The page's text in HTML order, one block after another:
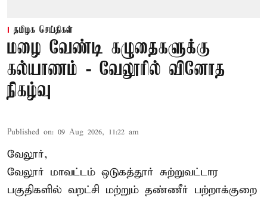
தமிழக செய்திகள்
மழை வேண்டி கழுதைகளுக்கு
கல்யாணம் - வேலூரில் வினோத
நிகழ்வு
Published on: 09 Aug 2026, 11:22 am
வேலூர்,
வேலூர் மாவட்டம் ஒடுகத்தூர் சுற்றுவட்டார
பகுதிகளில் வறட்சி மற்றும் தண்ணீர் பற்றாக்குறை